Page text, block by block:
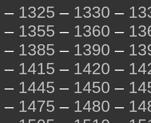
– 1325 – 1330 –
– 1355 – 1360 –
– 1385 – 1390 –
– 1415 – 1420 –
– 1445 – 1450 –
– 1475 – 1480 –